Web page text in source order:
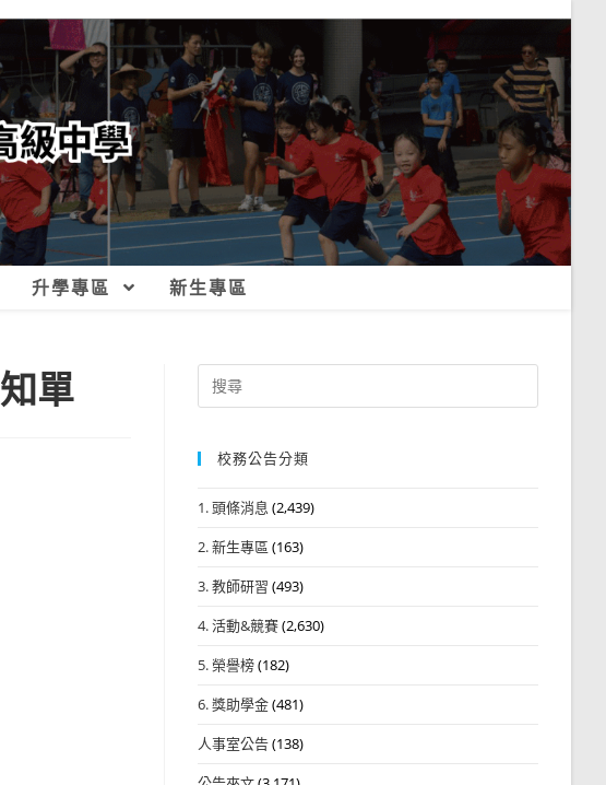
升學專區 新生專區
單
Search
for:
校務公告分類
1. 頭條消息 (2,439)
2. 新生專區 (163)
3. 教師研習 (493)
4. 活動&競賽(2,630)
5. 榮譽榜(182)
6. 獎助學金(481)
人事室公告(138)